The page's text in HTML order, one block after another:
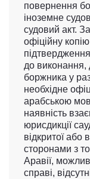
повернення
іноземне
судовий акт.
офіційну
до виконання,
боржника у
необхідне
арабською
наявність
юрисдикції
відкритої
сторонами з
Аравії,
справі,